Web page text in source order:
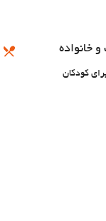
خانواده
کودکان